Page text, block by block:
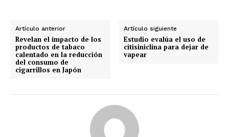
Artículo anterior
Revelan el impacto de los
productos de tabaco
calentado en la reducción
del consumo de
cigarrillos en Japón
Artículo siguiente
Estudio evalúa el uso de
citisiniclina para dejar de
vapear